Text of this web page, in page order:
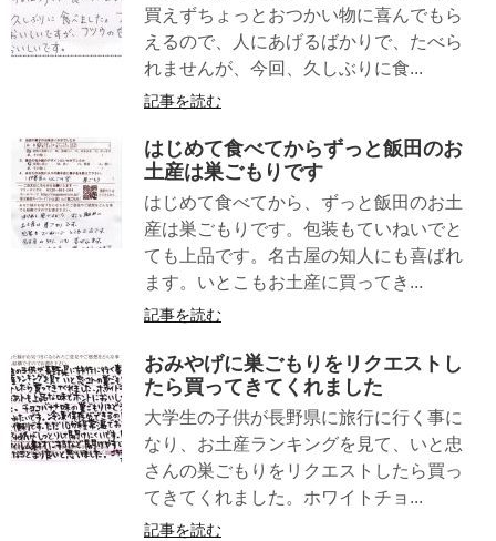
買えずちょっとおつかい物に喜んでもら
えるので、人にあげるばかりで、たべら
れませんが、今回、久しぶりに食...
記事を読む
はじめて食べてからずっと飯田のお
土産は巣ごもりです
はじめて食べてから、ずっと飯田のお土
産は巣ごもりです。包装もていねいでと
ても上品です。名古屋の知人にも喜ばれ
ます。いとこもお土産に買ってき...
記事を読む
おみやげに巣ごもりをリクエストし
たら買ってきてくれました
大学生の子供が長野県に旅行に行く事に
なり、お土産ランキングを見て、いと忠
さんの巣ごもりをリクエストしたら買っ
てきてくれました。ホワイトチョ...
記事を読む